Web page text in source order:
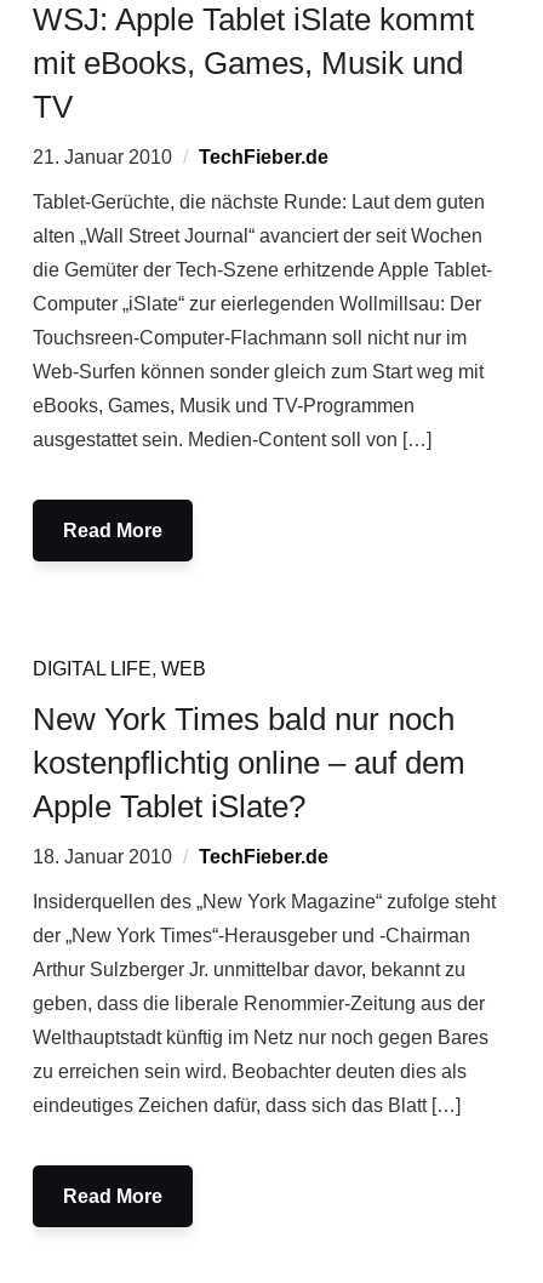
WSJ: Apple Tablet iSlate kommt
mit eBooks, Games, Musik und
TV
21. Januar 2010 TechFieber.de
Tablet-Gerüchte, die nächste Runde: Laut dem guten
alten „Wall Street Journal“ avanciert der seit Wochen
die Gemüter der Tech-Szene erhitzende Apple Tablet-
Computer „iSlate“ zur eierlegenden Wollmillsau: Der
Touchsreen-Computer-Flachmann soll nicht nur im
Web-Surfen können sonder gleich zum Start weg mit
eBooks, Games, Musik und TV-Programmen
ausgestattet sein. Medien-Content soll von […]
Read More
DIGITAL LIFE, WEB
New York Times bald nur noch
kostenpflichtig online – auf dem
Apple Tablet iSlate?
18. Januar 2010 TechFieber.de
Insiderquellen des „New York Magazine“ zufolge steht
der „New York Times“-Herausgeber und -Chairman
Arthur Sulzberger Jr. unmittelbar davor, bekannt zu
geben, dass die liberale Renommier-Zeitung aus der
Welthauptstadt künftig im Netz nur noch gegen Bares
zu erreichen sein wird. Beobachter deuten dies als
eindeutiges Zeichen dafür, dass sich das Blatt […]
Read More